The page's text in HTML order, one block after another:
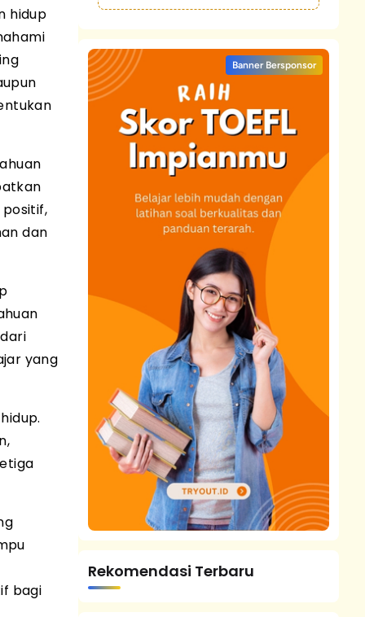
hidup
dan
yang
bagi
Banner Bersponsor
Rekomendasi Terbaru